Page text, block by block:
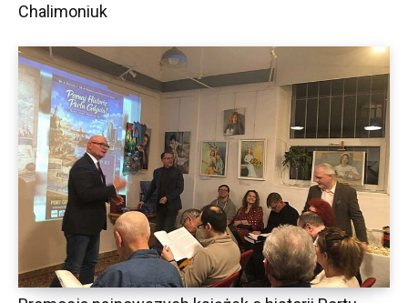
Chalimoniuk